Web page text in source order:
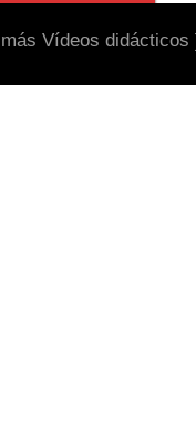
Vídeos didácticos